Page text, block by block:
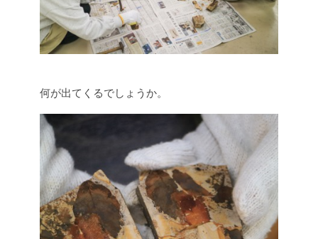
何が出てくるでしょうか。